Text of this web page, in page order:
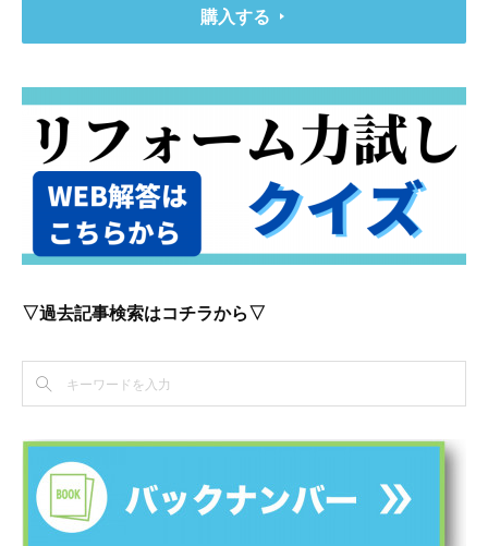
購入する
▽過去記事検索はコチラから▽